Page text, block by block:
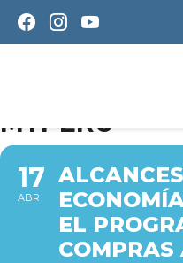
ALCANCES
CIRCULAR
MYPERÚ
17
ABR
EL
COMPRAS